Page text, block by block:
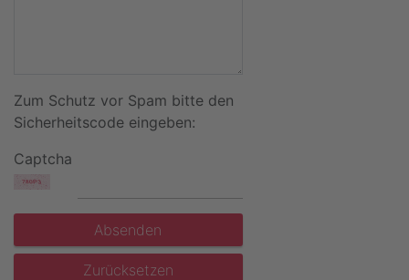
Zum Schutz vor Spam bitte den
Sicherheitscode eingeben:
Captcha
Absenden
Zurücksetzen